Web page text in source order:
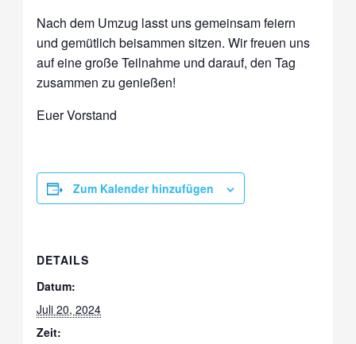
Nach dem Umzug lasst uns gemeinsam feiern
und gemütlich beisammen sitzen. Wir freuen uns
auf eine große Teilnahme und darauf, den Tag
zusammen zu genießen!
Euer Vorstand
Zum Kalender hinzufügen
DETAILS
Datum:
Juli 20, 2024
Zeit: